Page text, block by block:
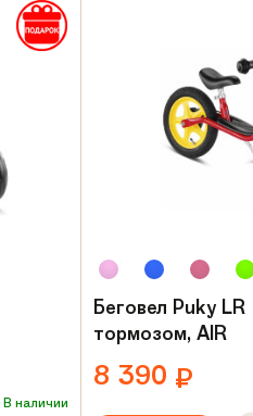
В наличии
Беговел Puky
тормозом, AIR
8 390 ₽